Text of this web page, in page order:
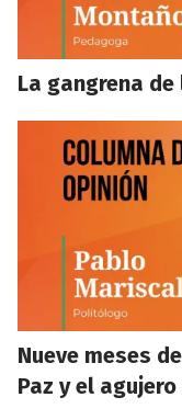
La gangrena
Nueve meses
Paz y el